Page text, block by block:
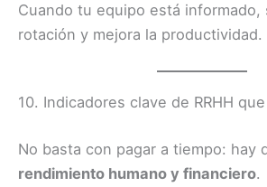
Cuando tu equipo está informado,
rotación y mejora la productividad.
10. Indicadores clave de RRHH
No basta con pagar a tiempo: hay
rendimiento humano y financiero.